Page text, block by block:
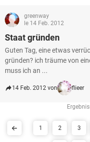
greenway
le 14 Feb. 2012
Staat gründen
Guten Tag, eine etwas
gründen? ich träume von
muss ich an ...
14 Feb. 2012 von flieer
1 2 3